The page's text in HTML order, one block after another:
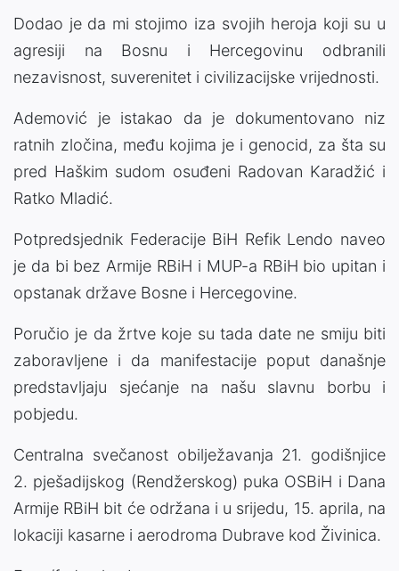
Dodao je da mi stojimo iza svojih heroja koji su u
agresiji na Bosnu i Hercegovinu odbranili
nezavisnost, suverenitet i civilizacijske vrijednosti.
Ademović je istakao da je dokumentovano niz
ratnih zločina, među kojima je i genocid, za šta su
pred Haškim sudom osuđeni Radovan Karadžić i
Ratko Mladić.
Potpredsjednik Federacije BiH Refik Lendo naveo
je da bi bez Armije RBiH i MUP-a RBiH bio upitan i
opstanak države Bosne i Hercegovine.
Poručio je da žrtve koje su tada date ne smiju biti
zaboravljene i da manifestacije poput današnje
predstavljaju sjećanje na našu slavnu borbu i
pobjedu.
Centralna svečanost obilježavanja 21. godišnjice
2. pješadijskog (Rendžerskog) puka OSBiH i Dana
Armije RBiH bit će održana i u srijedu, 15. aprila, na
lokaciji kasarne i aerodroma Dubrave kod Živinica.